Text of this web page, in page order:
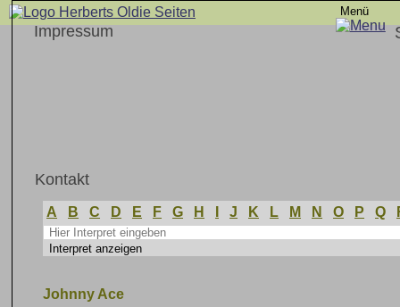
Menü
Impressum
Kontakt
A B C D E F G H J K L M N O P Q
Johnny Ace